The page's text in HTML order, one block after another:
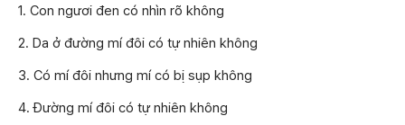
1. Con ngươi đen có nhìn rõ không
2. Da ở đường mí đôi có tự nhiên không
3. Có mí đôi nhưng mí có bị sụp không
4. Đường mí đôi có tự nhiên không